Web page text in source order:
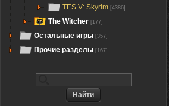
TES V: Skyrim [4386]
The Witcher [177]
Остальные игры [357]
Прочие разделы [167]